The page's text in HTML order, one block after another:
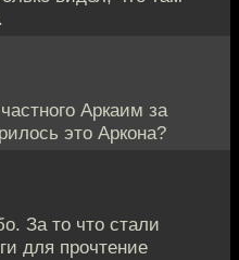
Аркаим за
это Аркона?
За то что стали
для прочтение